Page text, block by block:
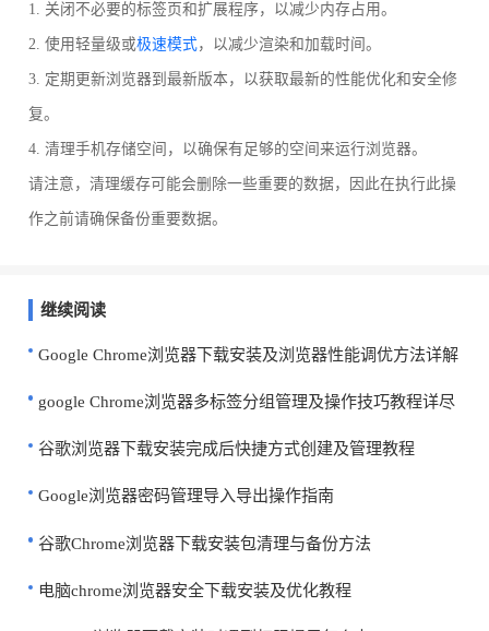
1. 关闭不必要的标签页和扩展程序，以减少内存占用。
2. 使用轻量级或极速模式，以减少渲染和加载时间。
3. 定期更新浏览器到最新版本，以获取最新的性能优化和安全修
复。
4. 清理手机存储空间，以确保有足够的空间来运行浏览器。
请注意，清理缓存可能会删除一些重要的数据，因此在执行此操
作之前请确保备份重要数据。
继续阅读
Google Chrome浏览器下载安装及浏览器性能调优方法详解
google Chrome浏览器多标签分组管理及操作技巧教程详尽
谷歌浏览器下载安装完成后快捷方式创建及管理教程
Google浏览器密码管理导入导出操作指南
谷歌Chrome浏览器下载安装包清理与备份方法
电脑chrome浏览器安全下载安装及优化教程